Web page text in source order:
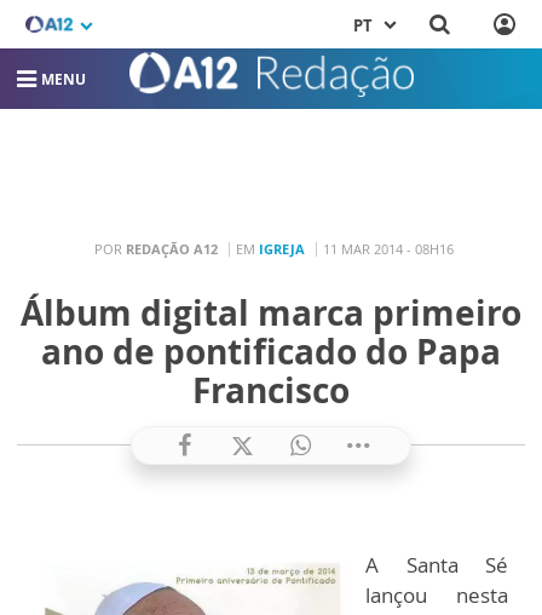
PT
MENU
POR REDAÇÃO A12 EM IGREJA 11 MAR 2014 - 08H16
Álbum digital marca primeiro
ano de pontificado do Papa
Francisco
A Santa Sé
lançou nesta